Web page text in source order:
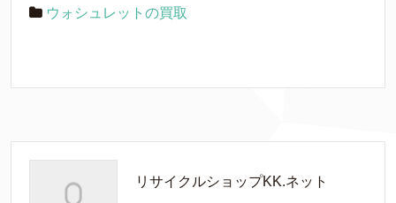
ウォシュレットの買取
リサイクルショップKK.ネット